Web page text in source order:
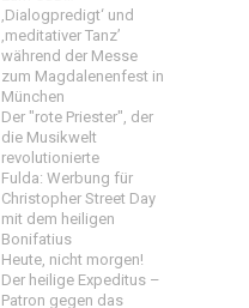
‚Dialogpredigt‘ und
‚meditativer Tanz’
während der Messe
zum Magdalenenfest in
München
Der "rote Priester", der
die Musikwelt
revolutionierte
Fulda: Werbung für
Christopher Street Day
mit dem heiligen
Bonifatius
Heute, nicht morgen!
Der heilige Expeditus –
Patron gegen das